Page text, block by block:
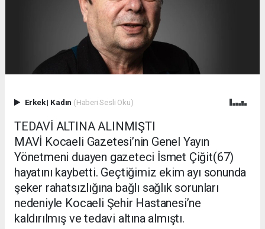
Erkek| Kadın (Haberi Sesli Oku)
TEDAVİ ALTINA ALINMIŞTI
MAVİ Kocaeli Gazetesi’nin Genel Yayın
Yönetmeni duayen gazeteci İsmet Çiğit(67)
hayatını kaybetti. Geçtiğimiz ekim ayı sonunda
şeker rahatsızlığına bağlı sağlık sorunları
nedeniyle Kocaeli Şehir Hastanesi’ne
kaldırılmış ve tedavi altına almıştı.